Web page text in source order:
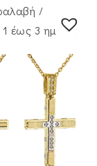
/
έως 3 ημέρες